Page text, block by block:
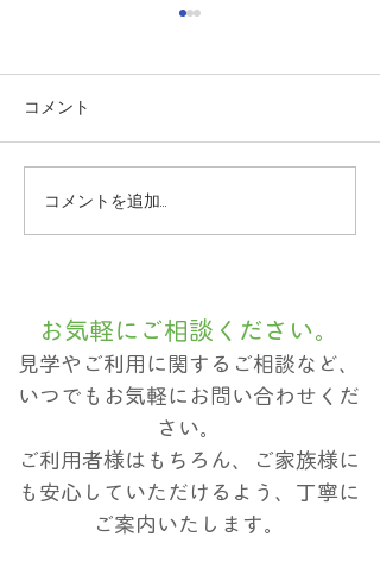
人材定着の方程式は？
コメント
コメントを追加…
お気軽にご相談ください。
見学やご利用に関するご相談など、
いつでもお気軽にお問い合わせくだ
さい。
ご利用者様はもちろん、ご家族様に
も安心していただけるよう、丁寧に
ご案内いたします。